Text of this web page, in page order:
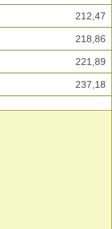
212,47
218,86
221,89
237,18